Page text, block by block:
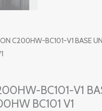
C200HW-BC101-V1 BASE
BC101-V1
BC101 V1